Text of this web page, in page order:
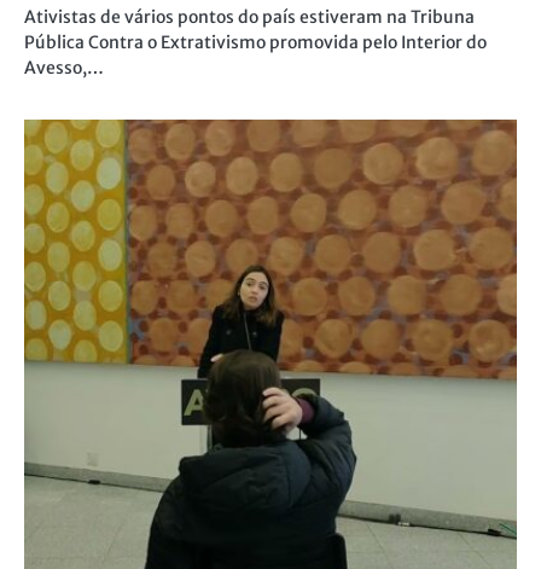
Ativistas de vários pontos do país estiveram na Tribuna
Pública Contra o Extrativismo promovida pelo Interior do
Avesso,…